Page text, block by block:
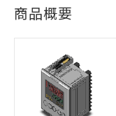
商品概要